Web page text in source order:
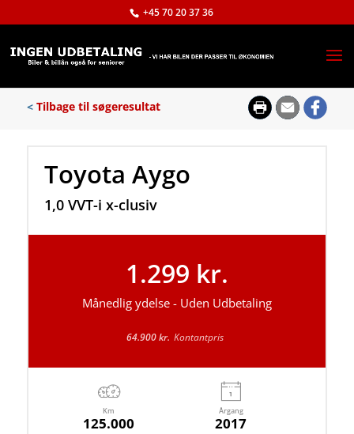
+45 70 20 37 36
< Tilbage til søgeresultat
Toyota Aygo
1,0 VVT-i x-clusiv
1.299 kr.
Månedlig ydelse - Uden Udbetaling
64.900 kr. Kontantpris
Km
125.000
Årgang
2017